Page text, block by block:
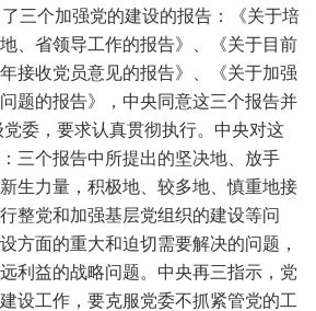
三个加强党的建设的报告：《关于培
、省领导工作的报告》、《关于目前
接收党员意见的报告》、《关于加强
题的报告》，中央同意这三个报告并
委，要求认真贯彻执行。中央对这
三个报告中所提出的坚决地、放手
生力量，积极地、较多地、慎重地接
整党和加强基层党组织的建设等问
方面的重大和迫切需要解决的问题，
利益的战略问题。中央再三指示，党
设工作，要克服党委不抓紧管党的工